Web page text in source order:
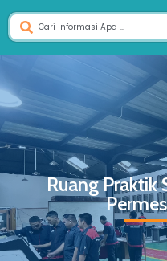
Ruang Praktik